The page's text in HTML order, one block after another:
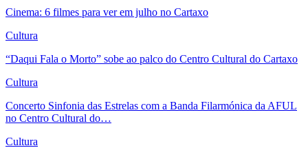
Cinema: 6 filmes para ver em julho no Cartaxo
Cultura
“Daqui Fala o Morto” sobe ao palco do Centro Cultural do Cartaxo
Cultura
Concerto Sinfonia das Estrelas com a Banda Filarmónica da AFUL
no Centro Cultural do…
Cultura